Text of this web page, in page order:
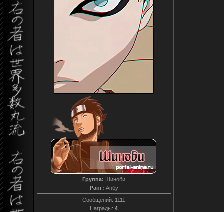
Группа: Шиноби
Ранг: Анбу
Сообщений: 1111
Награды: 4